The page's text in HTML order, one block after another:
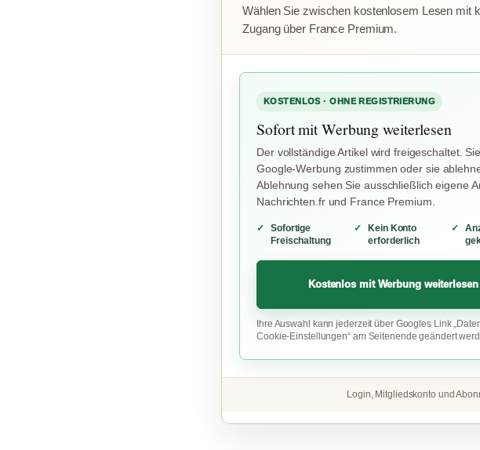
Wählen Sie zwischen kostenlosem Lesen mit
Zugang über France Premium.
KOSTENLOS · OHNE REGISTRIERUNG
Sofort mit Werbung weiterlesen
Der vollständige Artikel wird freigeschaltet.
Google-Werbung zustimmen oder sie
Ablehnung sehen Sie ausschließlich eigene
Nachrichten.fr und France Premium.
Sofortige
Freischaltung
Kein Konto
erforderlich
Kostenlos mit Werbung
Ihre Auswahl kann jederzeit über Googles Link
Cookie-Einstellungen“ am Seitenende geändert
Login, Mitgliedskonto und